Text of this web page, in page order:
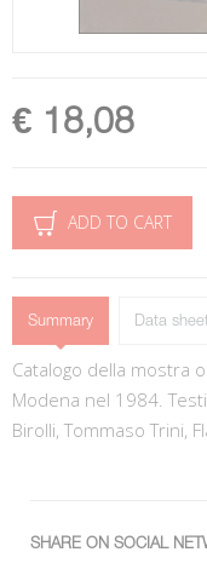
€ 18,08
ADD TO CART
Summary Data sheet
Catalogo della mostra
Modena nel 1984.
Birolli, Tommaso Trini,
SHARE ON SOCIAL